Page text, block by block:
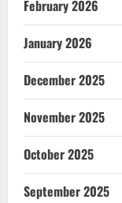
February 2026
January 2026
December 2025
November 2025
October 2025
September 2025